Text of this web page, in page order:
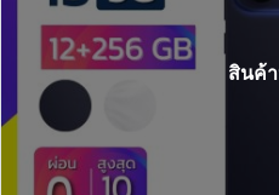
สินค้